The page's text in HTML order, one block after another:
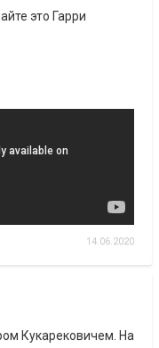
это Гарри
14.06.2020
Кукарековичем. На